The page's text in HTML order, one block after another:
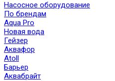
Насосное оборудование
По брендам
Aqua Pro
Новая вода
Гейзер
Аквафор
Atoll
Барьер
Аквабрайт